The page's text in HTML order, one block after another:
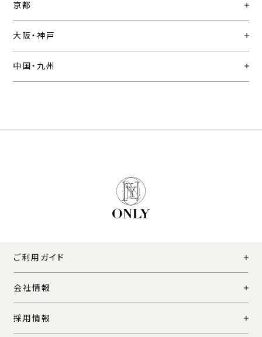
京都
大阪・神戸
中国・九州
ご利用ガイド
会社情報
採用情報